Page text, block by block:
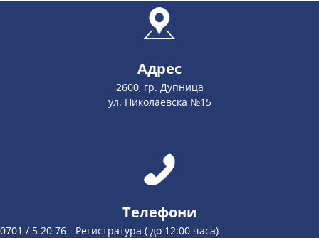
Адрес
2600, гр. Дупница
ул. Николаевска №15
Телефони
0701 / 5 20 76 - Регистратура ( до 12:00 часа)